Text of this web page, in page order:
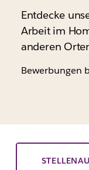
Entdecke
Arbeit im
anderen
Bewerbungen